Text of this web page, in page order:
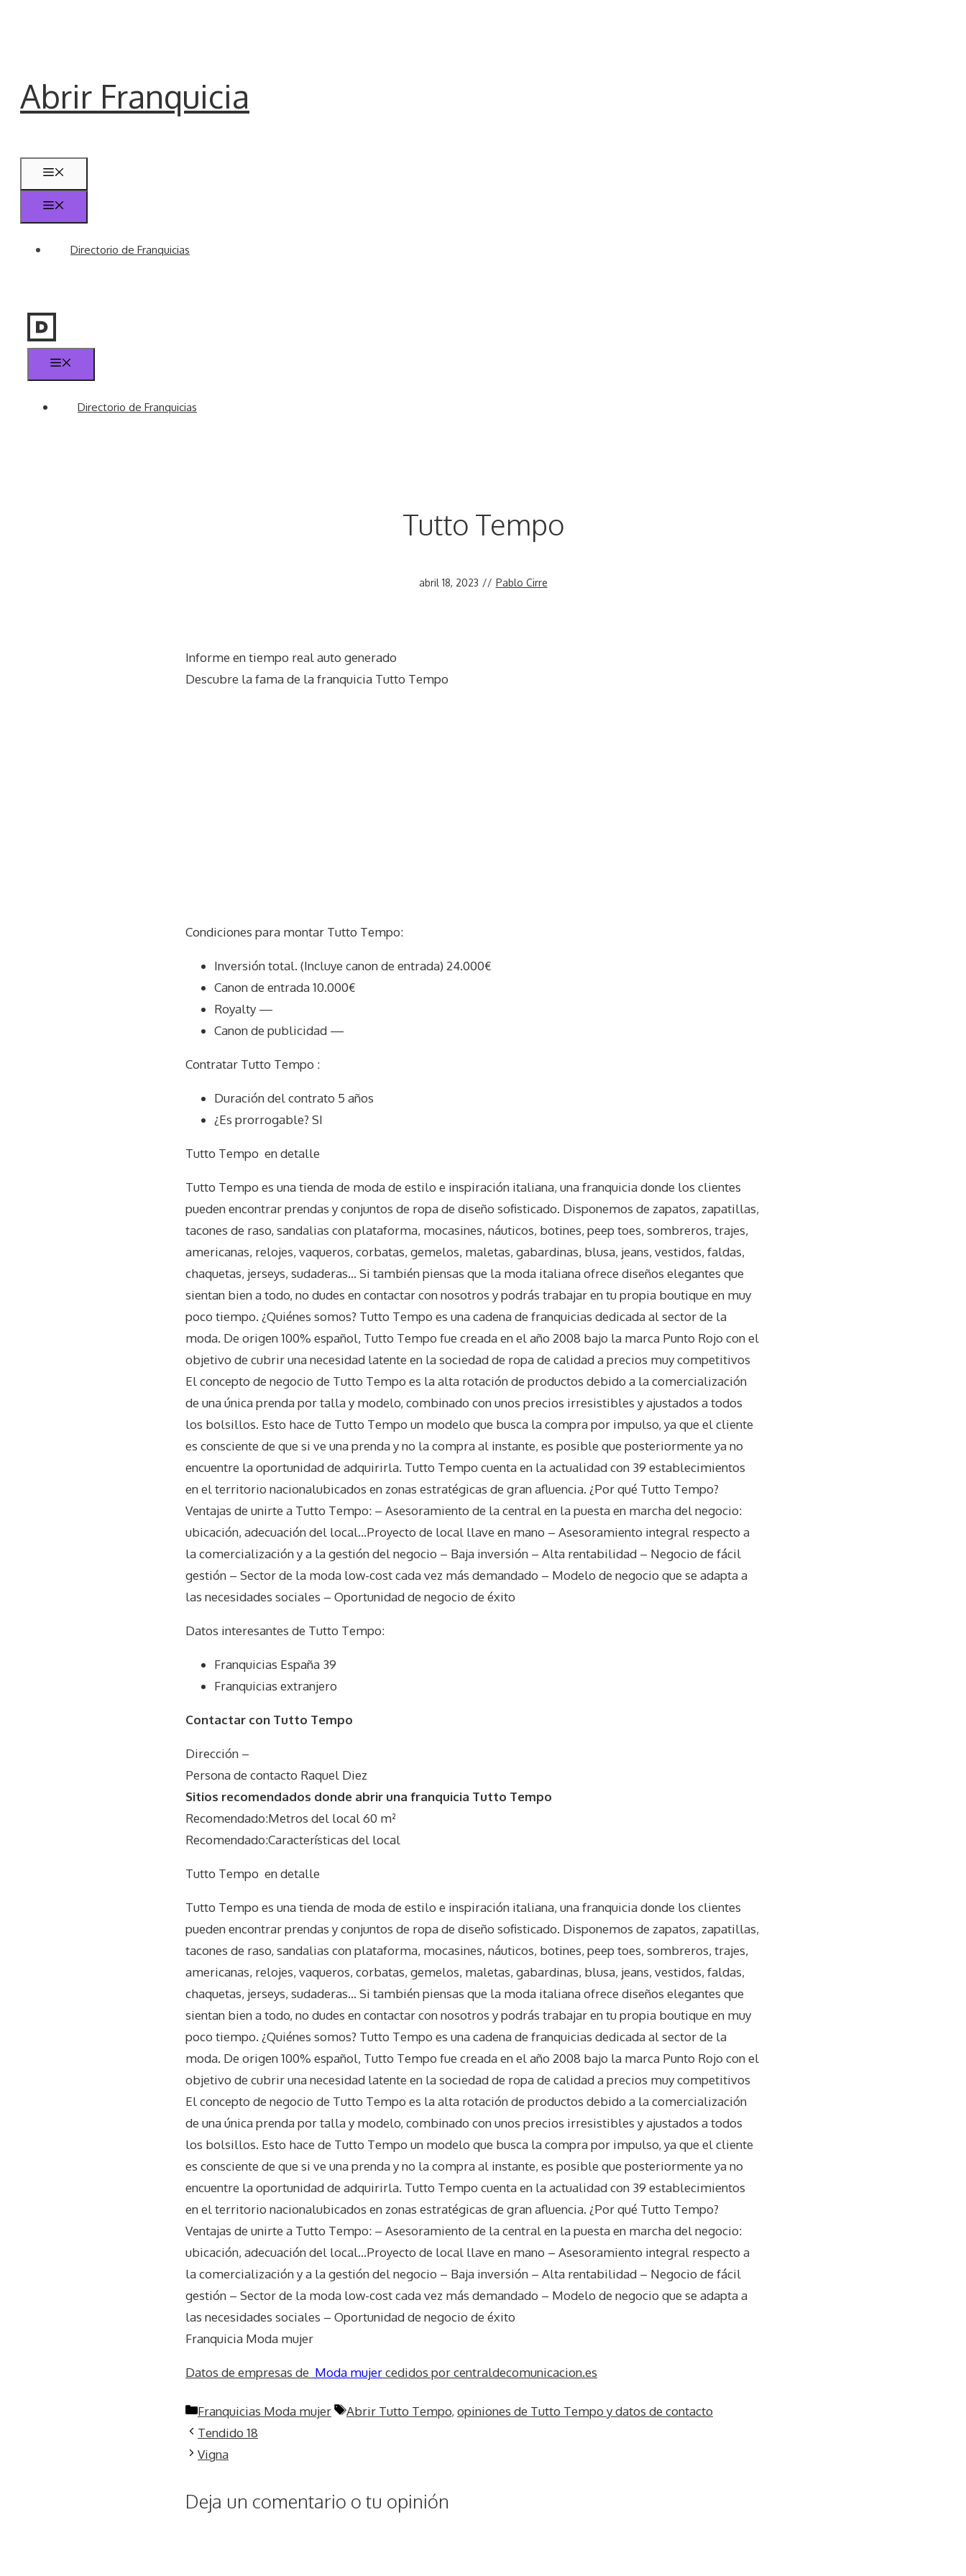
Abrir Franquicia
Directorio de Franquicias
Directorio de Franquicias
Tutto Tempo
abril 18, 2023 // Pablo Cirre
Informe en tiempo real auto generado
Descubre la fama de la franquicia Tutto Tempo
Condiciones para montar Tutto Tempo:
Inversión total. (Incluye canon de entrada) 24.000€
Canon de entrada 10.000€
Royalty —
Canon de publicidad —
Contratar Tutto Tempo :
Duración del contrato 5 años
¿Es prorrogable? SI
Tutto Tempo en detalle
Tutto Tempo es una tienda de moda de estilo e inspiración italiana, una franquicia donde los clientes
pueden encontrar prendas y conjuntos de ropa de diseño sofisticado. Disponemos de zapatos, zapatillas,
tacones de raso, sandalias con plataforma, mocasines, náuticos, botines, peep toes, sombreros, trajes,
americanas, relojes, vaqueros, corbatas, gemelos, maletas, gabardinas, blusa, jeans, vestidos, faldas,
chaquetas, jerseys, sudaderas… Si también piensas que la moda italiana ofrece diseños elegantes que
sientan bien a todo, no dudes en contactar con nosotros y podrás trabajar en tu propia boutique en muy
poco tiempo. ¿Quiénes somos? Tutto Tempo es una cadena de franquicias dedicada al sector de la
moda. De origen 100% español, Tutto Tempo fue creada en el año 2008 bajo la marca Punto Rojo con el
objetivo de cubrir una necesidad latente en la sociedad de ropa de calidad a precios muy competitivos
El concepto de negocio de Tutto Tempo es la alta rotación de productos debido a la comercialización
de una única prenda por talla y modelo, combinado con unos precios irresistibles y ajustados a todos
los bolsillos. Esto hace de Tutto Tempo un modelo que busca la compra por impulso, ya que el cliente
es consciente de que si ve una prenda y no la compra al instante, es posible que posteriormente ya no
encuentre la oportunidad de adquirirla. Tutto Tempo cuenta en la actualidad con 39 establecimientos
en el territorio nacionalubicados en zonas estratégicas de gran afluencia. ¿Por qué Tutto Tempo?
Ventajas de unirte a Tutto Tempo: – Asesoramiento de la central en la puesta en marcha del negocio:
ubicación, adecuación del local…Proyecto de local llave en mano – Asesoramiento integral respecto a
la comercialización y a la gestión del negocio – Baja inversión – Alta rentabilidad – Negocio de fácil
gestión – Sector de la moda low-cost cada vez más demandado – Modelo de negocio que se adapta a
las necesidades sociales – Oportunidad de negocio de éxito
Datos interesantes de Tutto Tempo:
Franquicias España 39
Franquicias extranjero
Contactar con Tutto Tempo
Dirección –
Persona de contacto Raquel Diez
Sitios recomendados donde abrir una franquicia Tutto Tempo
Recomendado:Metros del local 60 m²
Recomendado:Características del local
Tutto Tempo en detalle
Tutto Tempo es una tienda de moda de estilo e inspiración italiana, una franquicia donde los clientes
pueden encontrar prendas y conjuntos de ropa de diseño sofisticado. Disponemos de zapatos, zapatillas,
tacones de raso, sandalias con plataforma, mocasines, náuticos, botines, peep toes, sombreros, trajes,
americanas, relojes, vaqueros, corbatas, gemelos, maletas, gabardinas, blusa, jeans, vestidos, faldas,
chaquetas, jerseys, sudaderas… Si también piensas que la moda italiana ofrece diseños elegantes que
sientan bien a todo, no dudes en contactar con nosotros y podrás trabajar en tu propia boutique en muy
poco tiempo. ¿Quiénes somos? Tutto Tempo es una cadena de franquicias dedicada al sector de la
moda. De origen 100% español, Tutto Tempo fue creada en el año 2008 bajo la marca Punto Rojo con el
objetivo de cubrir una necesidad latente en la sociedad de ropa de calidad a precios muy competitivos
El concepto de negocio de Tutto Tempo es la alta rotación de productos debido a la comercialización
de una única prenda por talla y modelo, combinado con unos precios irresistibles y ajustados a todos
los bolsillos. Esto hace de Tutto Tempo un modelo que busca la compra por impulso, ya que el cliente
es consciente de que si ve una prenda y no la compra al instante, es posible que posteriormente ya no
encuentre la oportunidad de adquirirla. Tutto Tempo cuenta en la actualidad con 39 establecimientos
en el territorio nacionalubicados en zonas estratégicas de gran afluencia. ¿Por qué Tutto Tempo?
Ventajas de unirte a Tutto Tempo: – Asesoramiento de la central en la puesta en marcha del negocio:
ubicación, adecuación del local…Proyecto de local llave en mano – Asesoramiento integral respecto a
la comercialización y a la gestión del negocio – Baja inversión – Alta rentabilidad – Negocio de fácil
gestión – Sector de la moda low-cost cada vez más demandado – Modelo de negocio que se adapta a
las necesidades sociales – Oportunidad de negocio de éxito
Franquicia Moda mujer
Datos de empresas de Moda mujercedidos por centraldecomunicacion.es
Categorías
Franquicias Moda mujer Etiquetas
Abrir Tutto Tempo, opiniones de Tutto Tempo y datos de contacto
Tendido 18
Vigna
Deja un comentario o tu opinión